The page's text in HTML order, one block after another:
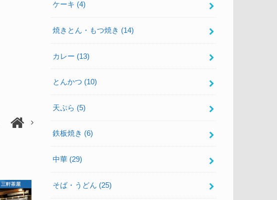
三軒茶屋
ケーキ (4)
焼きとん・もつ焼き (14)
カレー (13)
とんかつ (10)
天ぷら (5)
鉄板焼き (6)
中華 (29)
そば・うどん (25)